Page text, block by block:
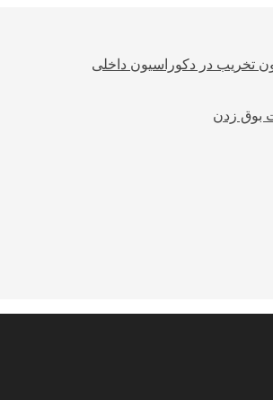
تخریب در دکوراسیون داخلی
بوق زدن